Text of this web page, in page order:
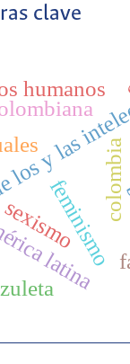
clave
y las
latina
feminismocolombia
humanos
sexismo